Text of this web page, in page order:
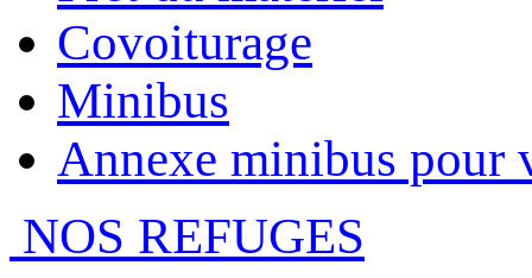
Covoiturage
Minibus
Annexe minibus pour
NOS REFUGES